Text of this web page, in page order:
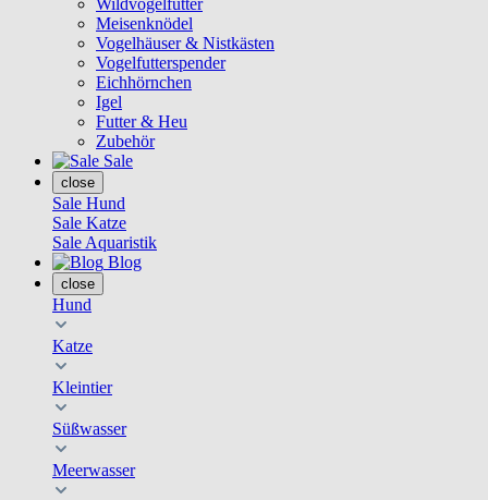
Wildvogelfutter
Meisenknödel
Vogelhäuser & Nistkästen
Vogelfutterspender
Eichhörnchen
Igel
Futter & Heu
Zubehör
Sale
close
Sale Hund
Sale Katze
Sale Aquaristik
Blog
close
Hund
Katze
Kleintier
Süßwasser
Meerwasser